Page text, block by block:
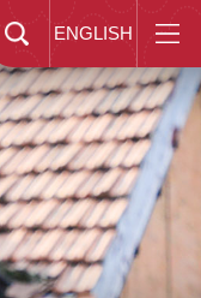
ENGLISH